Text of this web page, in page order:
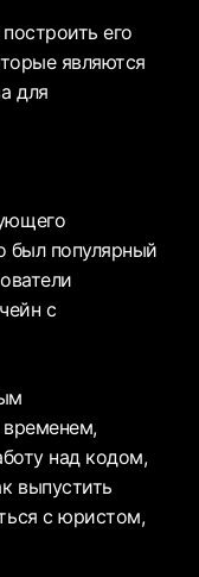
его
являются
для
был популярный
с
временем,
над кодом,
выпустить
с юристом,